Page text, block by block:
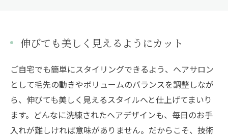
伸びても美しく見えるようにカット
ご自宅でも簡単にスタイリングできるよう、ヘアサロン
として毛先の動きやボリュームのバランスを調整しなが
ら、伸びても美しく見えるスタイルへと仕上げてまいり
ます。どんなに洗練されたヘアデザインも、毎日のお手
入れが難しければ意味がありません。だからこそ、技術